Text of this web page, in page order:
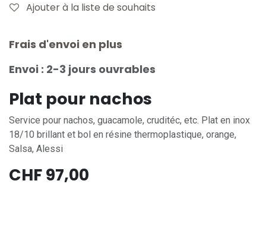
Ajouter à la liste de souhaits
Frais d'envoi en plus
Envoi : 2-3 jours ouvrables
Plat pour nachos
Service pour nachos, guacamole, cruditéc, etc. Plat en inox
18/10 brillant et bol en résine thermoplastique, orange,
Salsa, Alessi
CHF97,00